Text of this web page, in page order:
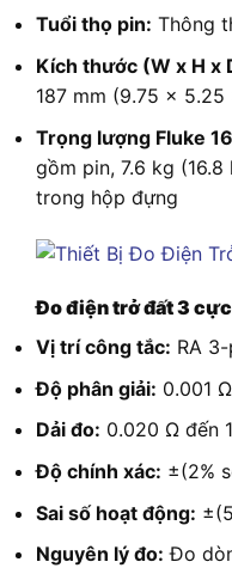
Tuổi thọ pin: Thông
Kích thước (W x H x
187 mm (9.75 x 5.25
Trọng lượng Fluke
gồm pin, 7.6 kg
trong hộp đựng
Đo điện trở đất 3
Vị trí công tắc: RA
Độ phân giải: 0.001
Dải đo: 0.020 Ω đến
Độ chính xác: ±(2%
Sai số hoạt động:
Nguyên lý đo: Đo